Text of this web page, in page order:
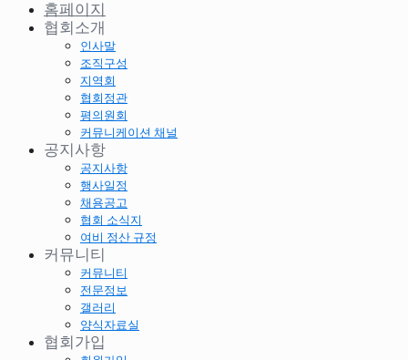
홈페이지
협회소개
인사말
조직구성
지역회
협회정관
평의원회
커뮤니케이션 채널
공지사항
공지사항
행사일정
채용공고
협회 소식지
여비 정산 규정
커뮤니티
커뮤니티
전문정보
갤러리
양식자료실
협회가입